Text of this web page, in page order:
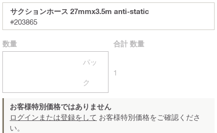
サクションホース 27mmx3.5m anti-static
#203865
数量
パッ
ク
合計 数量
1
お客様特別価格ではありません
ログインまたは登録をして お客様特別価格をご確認くださ
い。